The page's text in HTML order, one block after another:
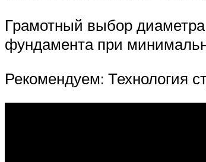
Грамотный выбор
фундамента при
Рекомендуем: Технология